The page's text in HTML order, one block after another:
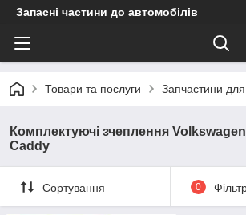
Запасні частини до автомобілів
Товари та послуги Запчастини для
Комплектуючі зчеплення
Caddy
Сортування 0